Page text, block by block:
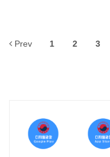
Prev 1 2 3